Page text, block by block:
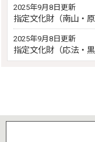
2025年9月8日更新
指定文化財（南山・原
2025年9月8日更新
指定文化財（応法・